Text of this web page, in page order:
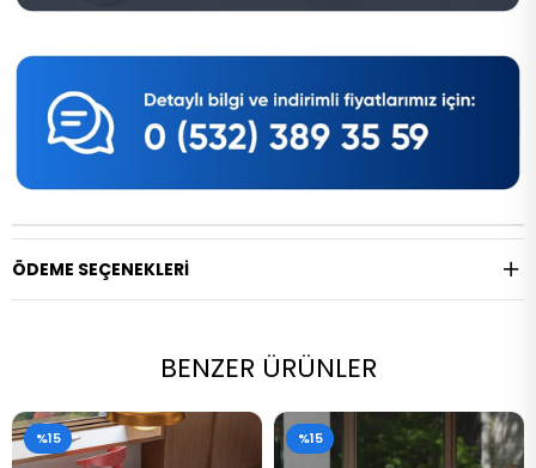
ÖDEME SEÇENEKLERI
BENZER ÜRÜNLER
%15 %15